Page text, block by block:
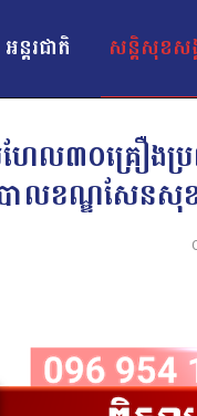
អន្ដរជាតិ សន្តិសុខស
ែល៣០គ្រឿងប្
បាលខណ្ឌសែន